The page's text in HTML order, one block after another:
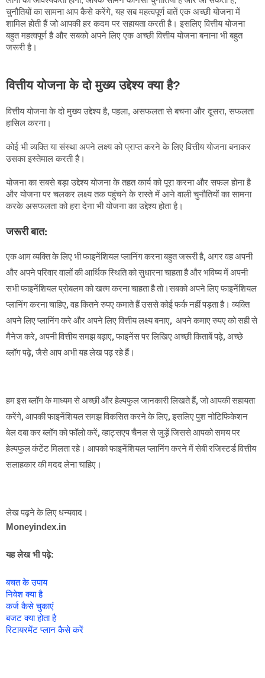
चुनौतियों का सामना आप कैसे करेंगे, यह सब महत्वपूर्ण बातें एक अच्छी योजना में
शामिल होती हैं जो आपकी हर कदम पर सहायता करती है। इसलिए वित्तीय योजना
बहुत महत्वपूर्ण है और सबको अपने लिए एक अच्छी वित्तीय योजना बनाना भी बहुत
जरूरी है।
वित्तीय योजना के दो मुख्य उद्देश्य क्या है?
वित्तीय योजना के दो मुख्य उद्देश्य है, पहला, असफलता से बचना और दूसरा, सफलता
हासिल करना।
कोई भी व्यक्ति या संस्था अपने लक्ष्य को प्राप्त करने के लिए वित्तीय योजना बनाकर
उसका इस्तेमाल करती है।
योजना का सबसे बड़ा उद्देश्य योजना के तहत कार्य को पूरा करना और सफल होना है
और योजना पर चलकर लक्ष्य तक पहुंचने के रास्ते में आने वाली चुनौतियों का सामना
करके असफलता को हरा देना भी योजना का उद्देश्य होता है।
जरूरी बात:
एक आम व्यक्ति के लिए भी फाइनेंशियल प्लानिंग करना बहुत जरूरी है, अगर वह अपनी
और अपने परिवार वालों की आर्थिक स्थिति को सुधारना चाहता है और भविष्य में अपनी
सभी फाइनेंशियल प्रोबलम को खत्म करना चाहता है तो।सबको अपने लिए फाइनेंशियल
प्लानिंग करना चाहिए, वह कितने रुपए कमाते हैं उससे कोई फर्क नहीं पड़ता है। व्यक्ति
अपने लिए प्लानिंग करे और अपने लिए वित्तीय लक्ष्य बनाए, अपने कमाए रुपए को सही से
मैनेज करे, अपनी वित्तीय समझ बढ़ाए, फाइनेंस पर लिखिए अच्छी किताबें पढ़े, अच्छे
ब्लॉग पढ़े, जैसे आप अभी यह लेख पढ़ रहे हैं।
हम इस ब्लॉग के माध्यम से अच्छी और हेल्पफुल जानकारी लिखते हैं, जो आपकी सहायता
करेंगे, आपकी फाइनेंशियल समझ विकसित करने के लिए, इसलिए पुश नोटिफिकेशन
बेल दबा कर ब्लॉग को फॉलो करें, व्हाट्सएप चैनल से जुड़ें जिससे आपको समय पर
हेल्पफुल कंटेंट मिलता रहे। आपको फाइनेंशियल प्लानिंग करने में सेबी रजिस्टर्ड वित्तीय
सलाहकार की मदद लेना चाहिए।
लेख पढ़ने के लिए धन्यवाद।
Moneyindex.in
यह लेख भी पढ़े:
बचत के उपाय
निवेश क्या है
कर्ज कैसे चुकाएं
बजट क्या होता है
रिटायरमेंट प्लान कैसे करें